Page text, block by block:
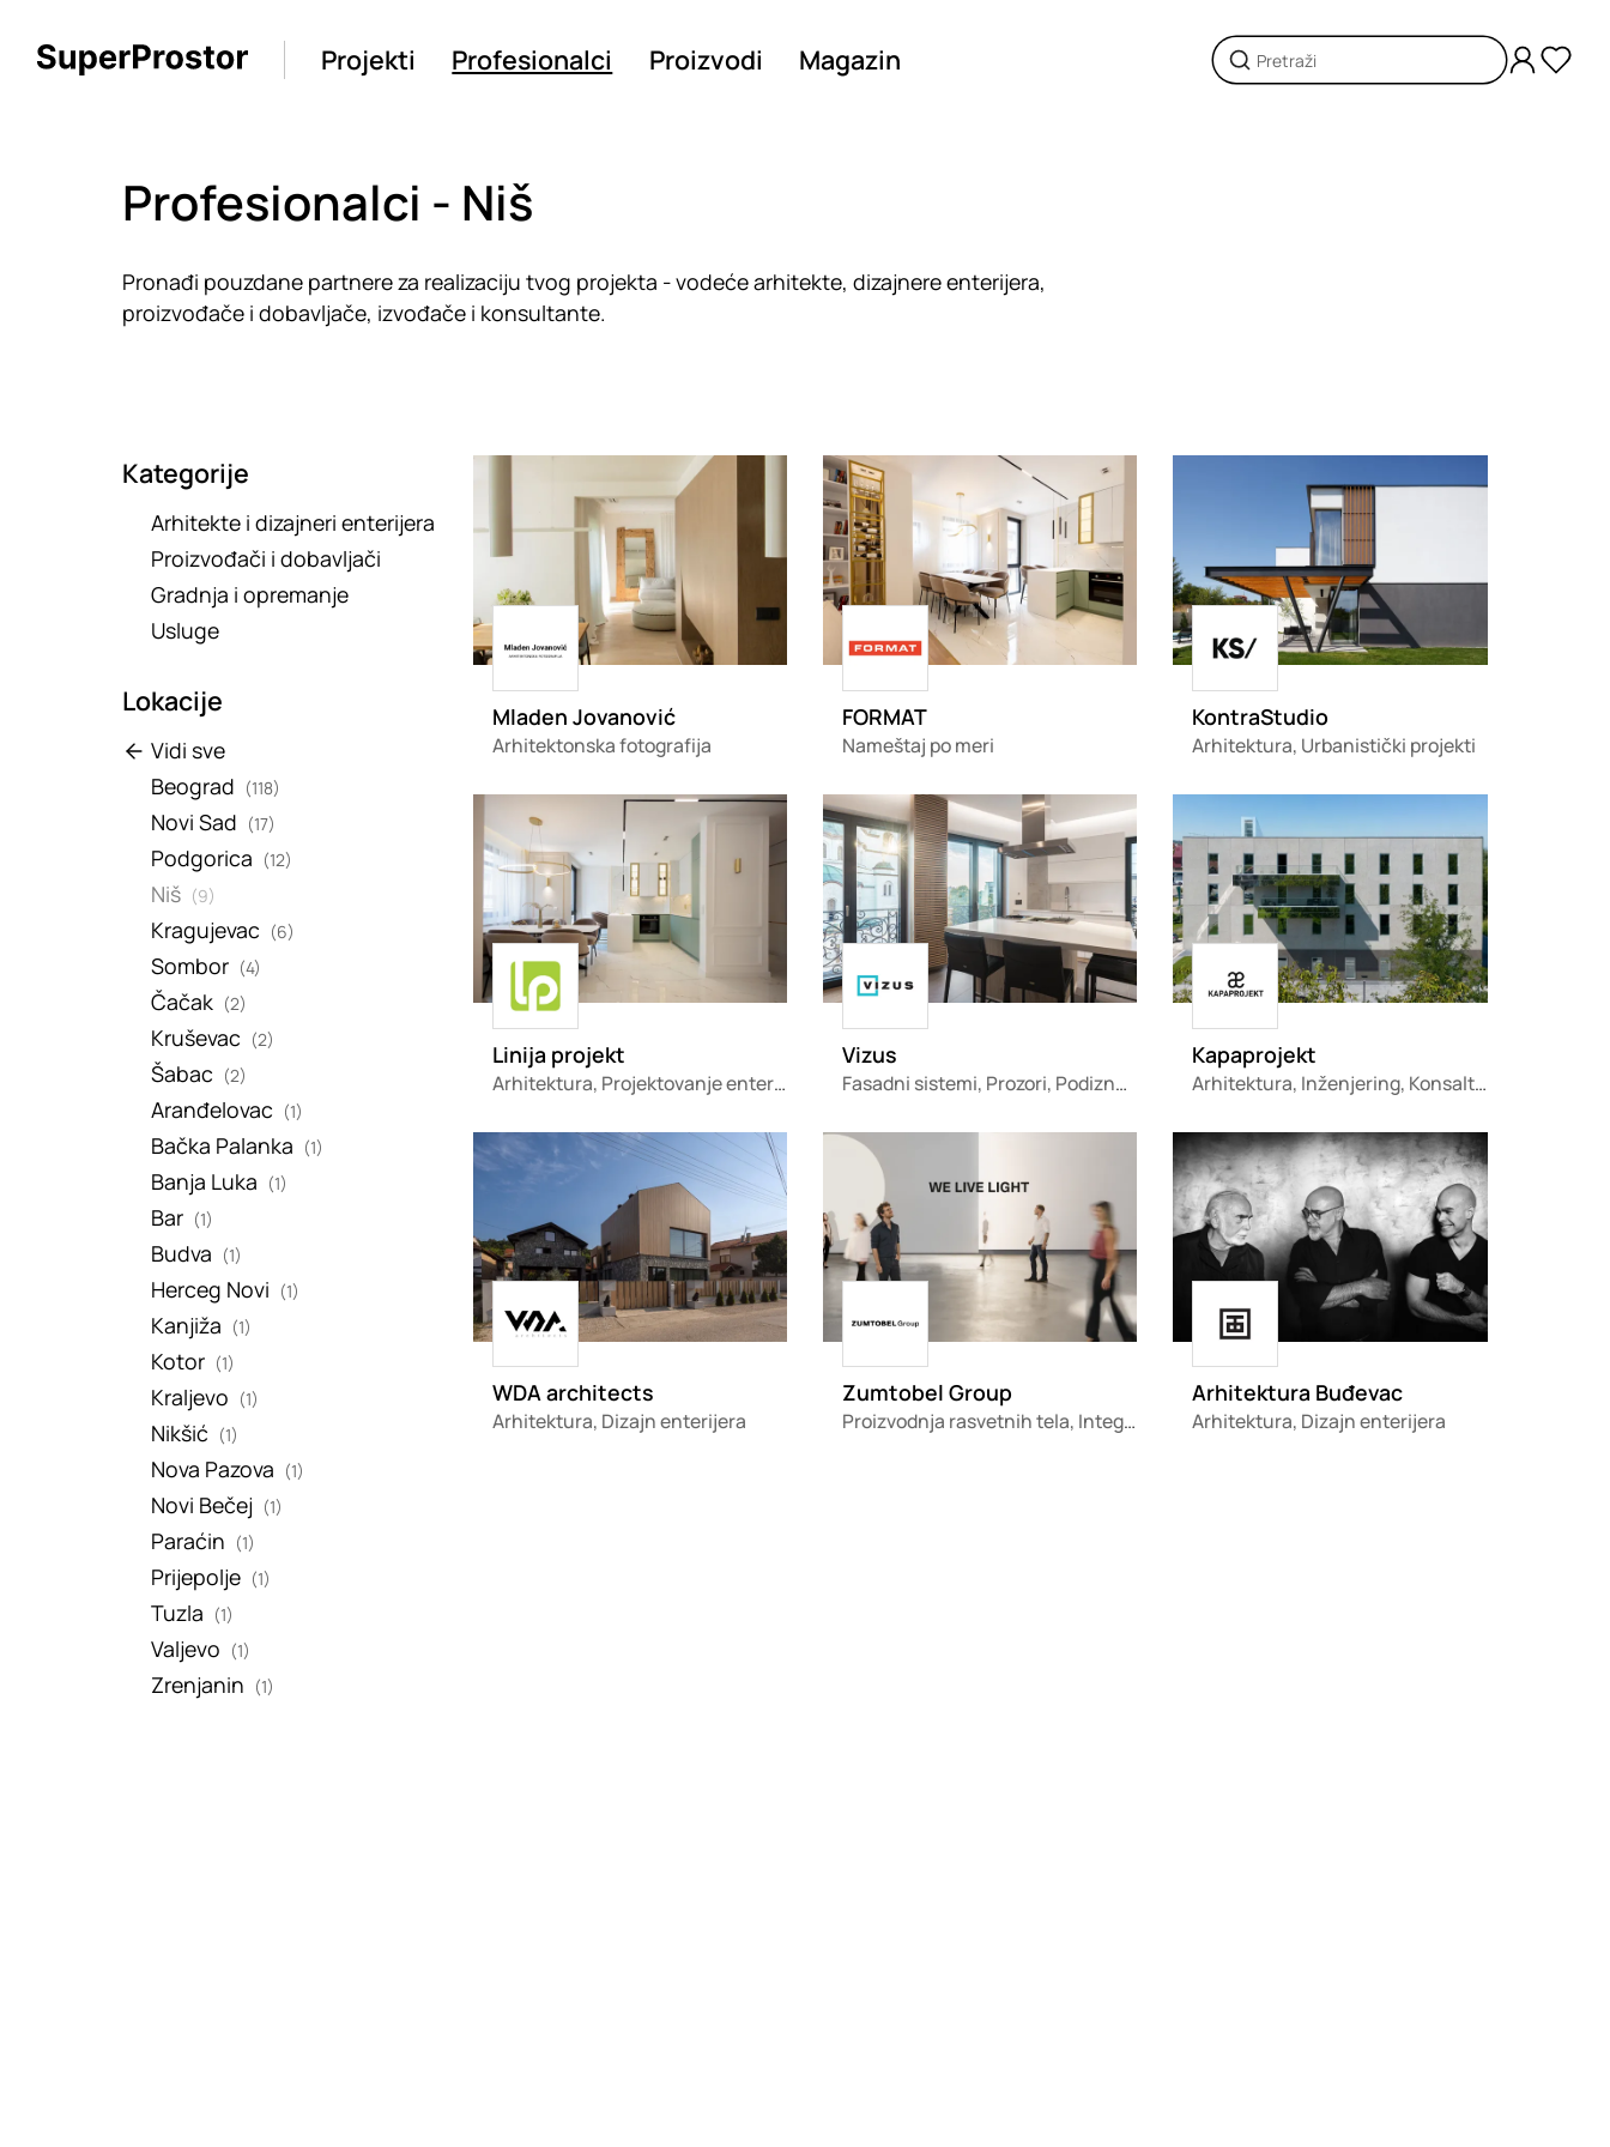
Projekti Profesionalci Proizvodi Magazin
Profesionalci - Niš
Pronađi pouzdane partnere za realizaciju tvog projekta - vodeće arhitekte, dizajnere enterijera,
proizvođače i dobavljače, izvođače i konsultante.
Kategorije
Arhitekte i dizajneri enterijera
Proizvođači i dobavljači
Gradnja i opremanje
Usluge
Lokacije
Vidi sve
Beograd (118)
Novi Sad (17)
Podgorica (12)
Niš (9)
Kragujevac (6)
Sombor (4)
Čačak (2)
Kruševac (2)
Šabac (2)
Aranđelovac (1)
Bačka Palanka (1)
Banja Luka (1)
Bar (1)
Budva (1)
Herceg Novi (1)
Kanjiža (1)
Kotor (1)
Kraljevo (1)
Nikšić (1)
Nova Pazova (1)
Novi Bečej (1)
Paraćin (1)
Prijepolje (1)
Tuzla (1)
Valjevo (1)
Zrenjanin (1)
Mladen Jovanović
Arhitektonska fotografija
Loading
Loading
FORMAT
Nameštaj po meri
KontraStudio
Arhitektura, Urbanistički projekti
Loading
Linija projekt
Arhitektura, Projektovanje enterijera
Loading
Loading
Vizus
Fasadni sistemi, Prozori, Podizno-klizni sistemi, Vrata
Loading
Kapaprojekt
Arhitektura, Inženjering, Konsalting
Loading
WDA architects
Arhitektura, Dizajn enterijera
Loading
Zumtobel Group
Proizvodnja rasvetnih tela, Integralna rešenja za osvetljenje
Loading
Arhitektura Buđevac
Arhitektura, Dizajn enterijera